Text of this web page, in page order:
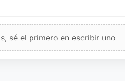
sé el primero en escribir uno.